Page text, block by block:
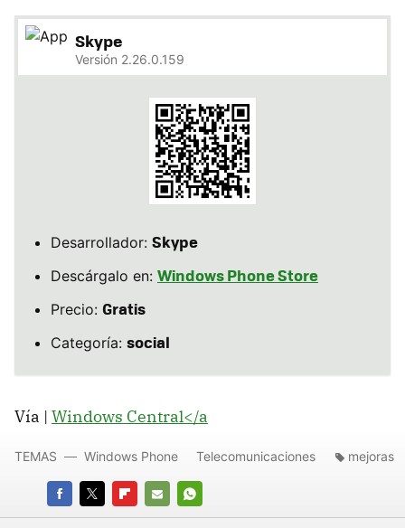
Skype
Versión 2.26.0.159
Desarrollador: Skype
Descárgalo en: Windows Phone Store
Precio: Gratis
Categoría: social
Vía | Windows Central</a
FACEBOOK
TWITTERFLIPBOARD
E-
WHATSAPP
TEMAS Windows Phone Telecomunicaciones mejoras